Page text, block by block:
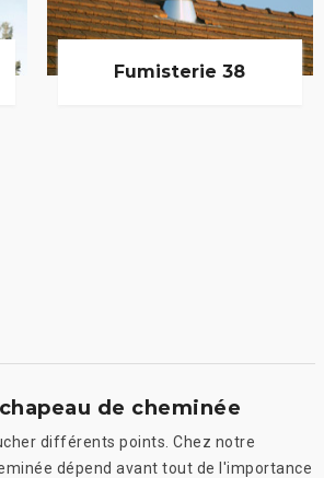
Fumisterie 38
de cheminée
différents points. Chez notre
dépend avant tout de l'importance